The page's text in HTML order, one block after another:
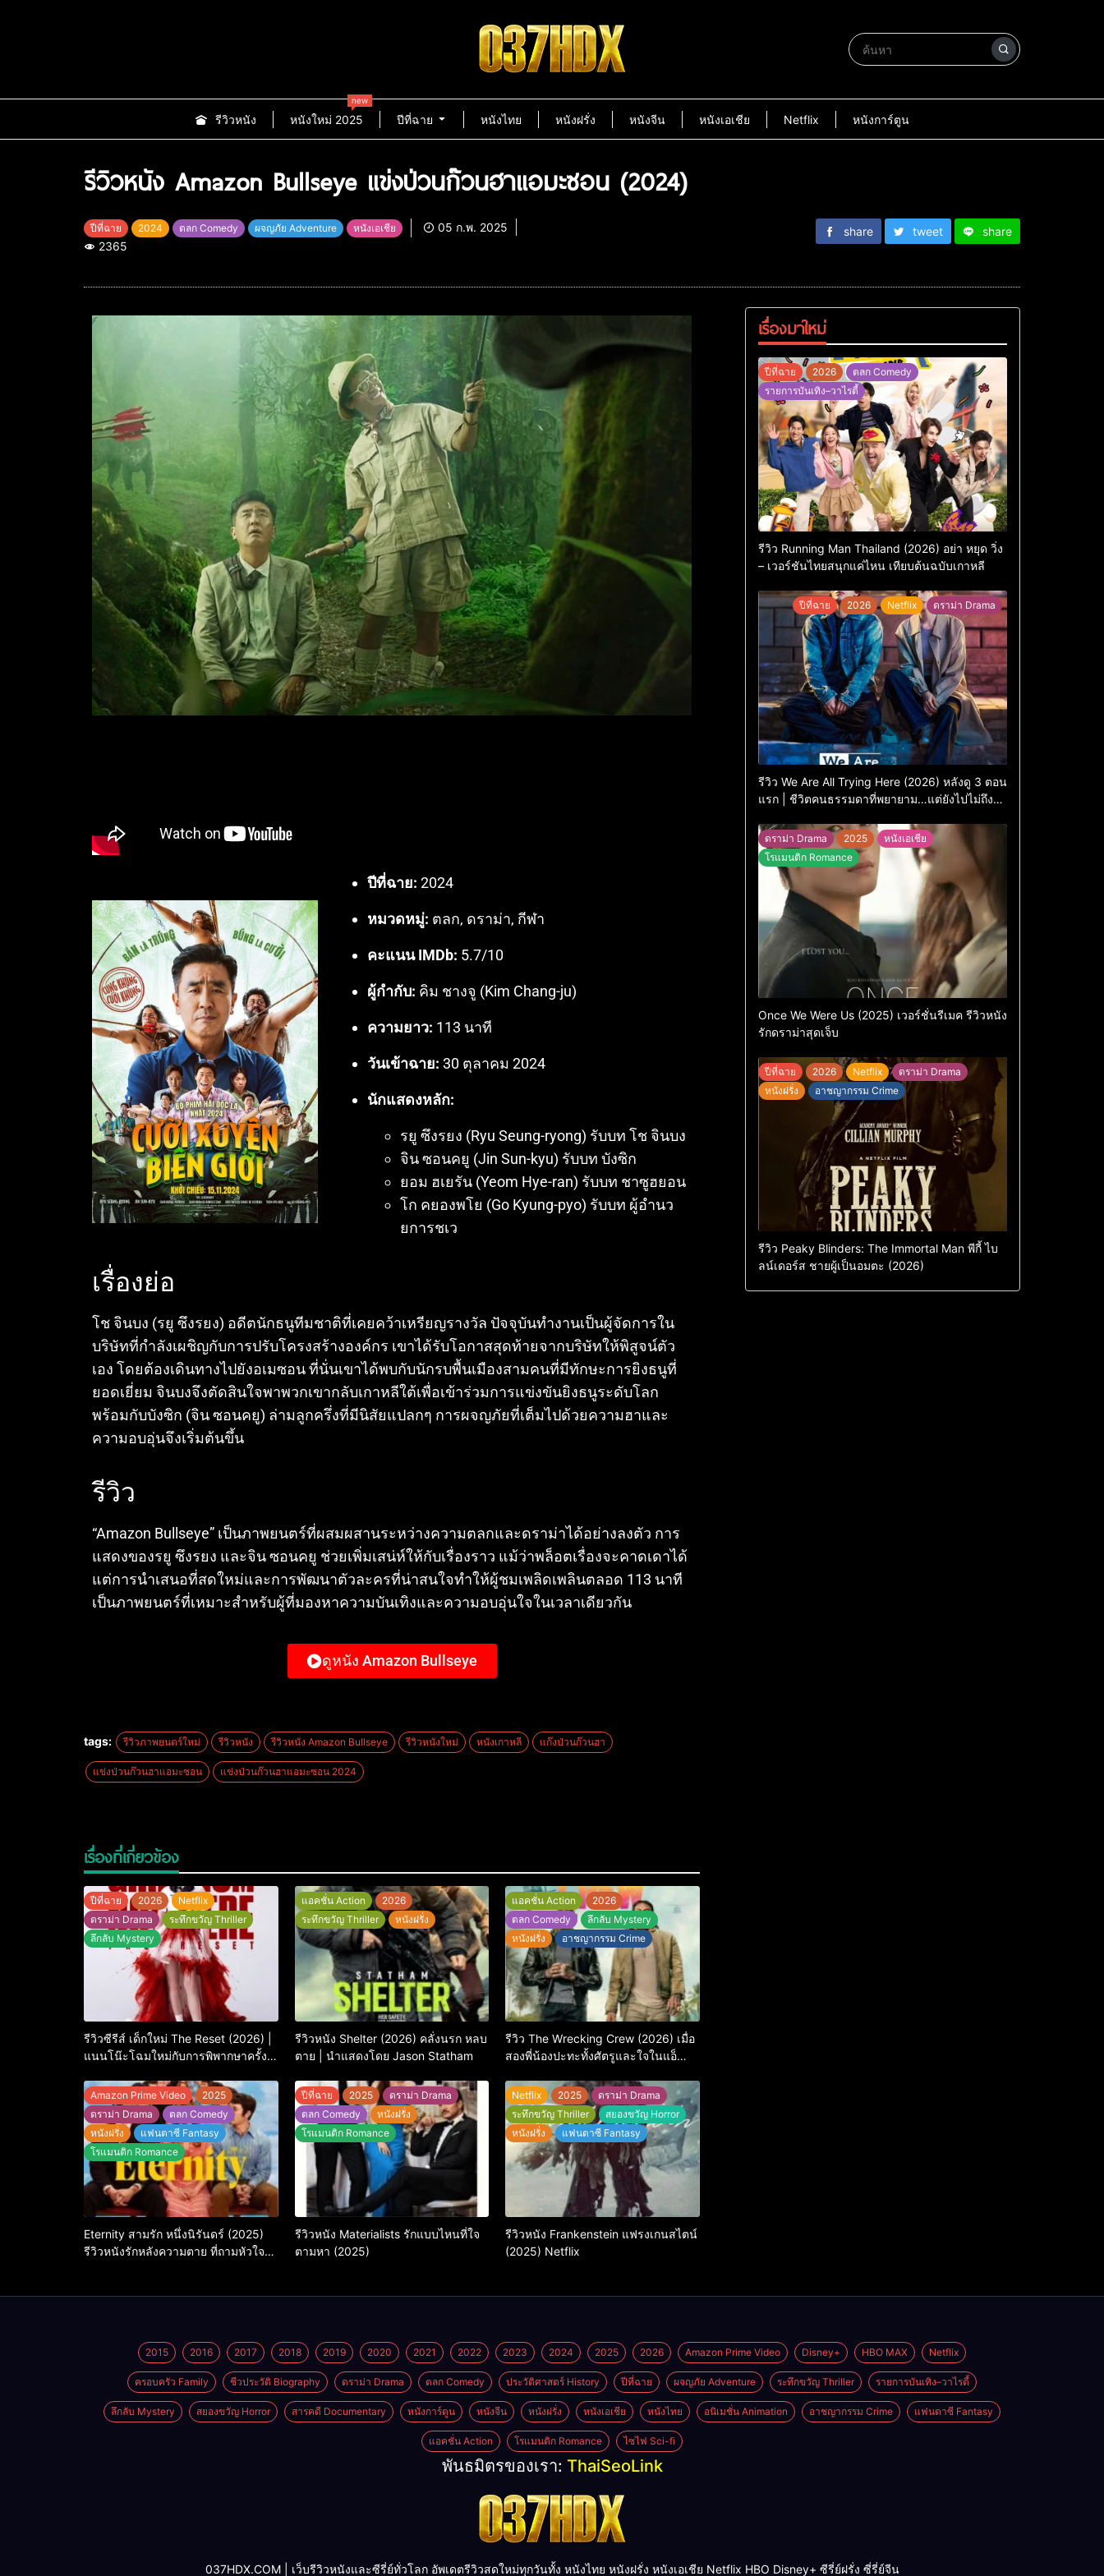
รีวิวหนัง หนังใหม่ 2025
new
ปีที่ฉาย หนังไทย หนังฝรั่ง หนังจีน หนังเอเชีย Netflix หนังการ์ตูน
รีวิวหนัง Amazon Bullseye แข่งป่วนก๊วนฮาแอมะซอน (2024)
ปีที่ฉาย 2024 ตลก Comedy ผจญภัย Adventure หนังเอเชีย
05 ก.พ. 2025
2365
share tweet share
ปีที่ฉาย: 2024
หมวดหมู่: ตลก, ดราม่า, กีฬา
คะแนน IMDb: 5.7/10
ผู้กำกับ: คิม ชางจู (Kim Chang-ju)
ความยาว: 113 นาที
วันเข้าฉาย: 30 ตุลาคม 2024
นักแสดงหลัก:
รยู ซึงรยง (Ryu Seung-ryong) รับบท โช จินบง
จิน ซอนคยู (Jin Sun-kyu) รับบท บังซิก
ยอม ฮเยรัน (Yeom Hye-ran) รับบท ชาซูฮยอน
โก คยองพโย (Go Kyung-pyo) รับบท ผู้อำนว
ยการชเว
เรื่องย่อ
โช จินบง (รยู ซึงรยง) อดีตนักธนูทีมชาติที่เคยคว้าเหรียญรางวัล ปัจจุบันทำงานเป็นผู้จัดการใน
บริษัทที่กำลังเผชิญกับการปรับโครงสร้างองค์กร เขาได้รับโอกาสสุดท้ายจากบริษัทให้พิสูจน์ตัว
เอง โดยต้องเดินทางไปยังอเมซอน ที่นั่นเขาได้พบกับนักรบพื้นเมืองสามคนที่มีทักษะการยิงธนูที่
ยอดเยี่ยม จินบงจึงตัดสินใจพาพวกเขากลับเกาหลีใต้เพื่อเข้าร่วมการแข่งขันยิงธนูระดับโลก
พร้อมกับบังซิก (จิน ซอนคยู) ล่ามลูกครึ่งที่มีนิสัยแปลกๆ การผจญภัยที่เต็มไปด้วยความฮาและ
ความอบอุ่นจึงเริ่มต้นขึ้น
รีวิว
“Amazon Bullseye” เป็นภาพยนตร์ที่ผสมผสานระหว่างความตลกและดราม่าได้อย่างลงตัว การ
แสดงของรยู ซึงรยง และจิน ซอนคยู ช่วยเพิ่มเสน่ห์ให้กับเรื่องราว แม้ว่าพล็อตเรื่องจะคาดเดาได้
แต่การนำเสนอที่สดใหม่และการพัฒนาตัวละครที่น่าสนใจทำให้ผู้ชมเพลิดเพลินตลอด 113 นาที
เป็นภาพยนตร์ที่เหมาะสำหรับผู้ที่มองหาความบันเทิงและความอบอุ่นใจในเวลาเดียวกัน
ดูหนัง Amazon Bullseye
tags: รีวิวภาพยนตร์ใหม่ รีวิวหนัง รีวิวหนัง Amazon Bullseye รีวิวหนังใหม่ หนังเกาหลี แก๊งป่วนก๊วนฮา
แข่งป่วนก๊วนฮาแอมะซอน แข่งป่วนก๊วนฮาแอมะซอน 2024
เรื่องที่เกี่ยวข้อง
ปีที่ฉาย 2026
Netflix
ดราม่า Drama
ระทึกขวัญ Thriller
ลึกลับ Mystery
รีวิวซีรีส์ เด็กใหม่ The Reset (2026) |
แนนโน๊ะโฉมใหม่กับการพิพากษาครั้ง
แอคชั่น Action
2026
ระทึกขวัญ Thriller
หนังฝรั่ง
รีวิวหนัง Shelter (2026) คลั่งนรก หลบ
ตาย | นำแสดงโดย Jason Statham
แอคชั่น Action
2026
ตลก Comedy
ลึกลับ Mystery
หนังฝรั่ง
อาชญากรรม Crime
รีวิว The Wrecking Crew (2026) เมื่อ
สองพี่น้องปะทะทั้งศัตรูและใจในแอ็
Amazon Prime Video
2025
ดราม่า Drama
ตลก Comedy
หนังฝรั่ง
แฟนตาซี Fantasy
โรแมนติก Romance
Eternity สามรัก หนึ่งนิรันดร์ (2025)
รีวิวหนังรักหลังความตาย ที่ถามหัวใจว่า
ปีที่ฉาย 2025
ดราม่า Drama
ตลก Comedy
หนังฝรั่ง
โรแมนติก Romance
รีวิวหนัง Materialists รักแบบไหนที่ใจ
ตามหา (2025)
Netflix 2025
ดราม่า Drama
ระทึกขวัญ Thriller
สยองขวัญ Horror
หนังฝรั่ง
แฟนตาซี Fantasy
รีวิวหนัง Frankenstein แฟรงเกนสไตน์
(2025) Netflix
เรื่องมาใหม่
ปีที่ฉาย 2026
ตลก Comedy
รายการบันเทิง–วาไรตี้
รีวิว Running Man Thailand (2026) อย่า หยุด วิ่ง
– เวอร์ชันไทยสนุกแค่ไหน เทียบต้นฉบับเกาหลี
ปีที่ฉาย 2026 Netflix ดราม่า Drama
รีวิว We Are All Trying Here (2026) หลังดู 3 ตอน
แรก | ชีวิตคนธรรมดาที่พยายาม…แต่ยังไปไม่ถึง
ดราม่า Drama 2025
หนังเอเชีย
โรแมนติก Romance
Once We Were Us (2025) เวอร์ชั่นรีเมค รีวิวหนัง
รักดราม่าสุดเจ็บ
ปีที่ฉาย 2026 Netflix
ดราม่า Drama
หนังฝรั่ง
อาชญากรรม Crime
รีวิว Peaky Blinders: The Immortal Man พีกี้ ไบ
ลน์เดอร์ส ชายผู้เป็นอมตะ (2026)
2015 2016 2017 2018 2019 2020 2021 2022 2023 2024 2025 2026 Amazon Prime Video Disney+ HBO MAX Netflix
ครอบครัว Family ชีวประวัติ Biography ดราม่า Drama ตลก Comedy ประวัติศาสตร์ History ปีที่ฉาย ผจญภัย Adventure ระทึกขวัญ Thriller รายการบันเทิง–วาไรตี้
ลึกลับ Mystery สยองขวัญ Horror สารคดี Documentary หนังการ์ตูน หนังจีน หนังฝรั่ง หนังเอเชีย หนังไทย อนิเมชั่น Animation อาชญากรรม Crime แฟนตาซี Fantasy
แอคชั่น Action โรแมนติก Romance ไซไฟ Sci-fi
พันธมิตรของเรา: ThaiSeoLink
037HDX.COM | เว็บรีวิวหนังและซีรี่ย์ทั่วโลก อัพเดตรีวิวสดใหม่ทุกวันทั้ง หนังไทย หนังฝรั่ง หนังเอเชีย Netflix HBO Disney+ ซีรี่ย์ฝรั่ง ซี่รี่ย์จีน